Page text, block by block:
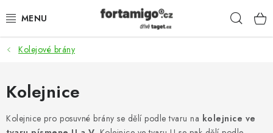
na
SADY - ZVÝHODNĚNÉ
POHONY
SAMONOSNÉ BRÁNY
Kolejové brány
Kolejnice
Kolejnice pro posuvné brány se dělí podle tvaru na kolejnice ve